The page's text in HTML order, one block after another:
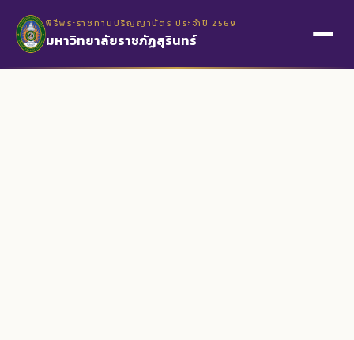
พิธีพระราชทานปริญญาบัตร ประจำปี 2569
มหาวิทยาลัยราชภัฏสุรินทร์